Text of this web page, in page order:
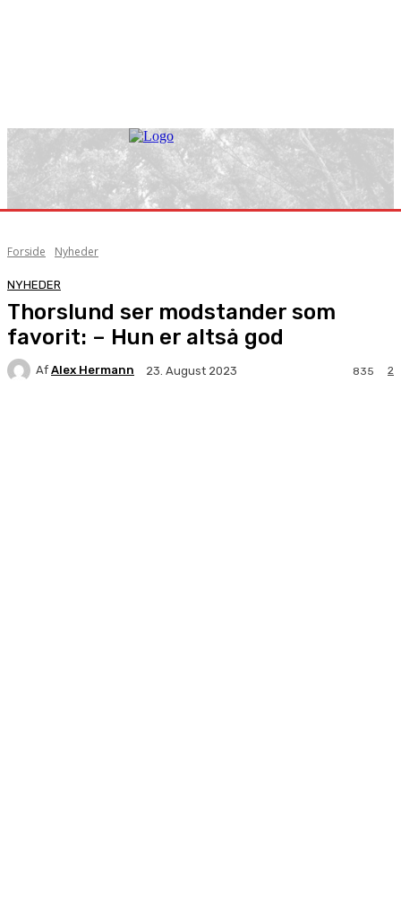
Forside Nyheder
NYHEDER
Thorslund ser modstander som
favorit: – Hun er altså god
Af Alex Hermann 23. August 2023 2
835